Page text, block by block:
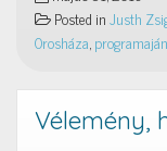
Posted inJusth
Orosháza,
Vélemény,